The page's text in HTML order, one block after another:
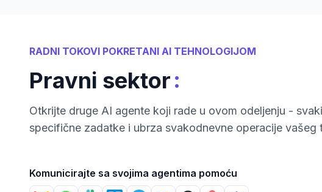
RADNI TOKOVI POKRETANI AI TEHNOLOGIJOM
Pravni sektor:
Otkrijte druge AI agente koji rade u ovom odeljenju -
specifične zadatke i ubrza svakodnevne operacije vašeg
Komunicirajte sa svojima agentima pomoću